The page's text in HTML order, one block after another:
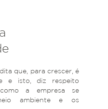
que, para crescer, é
e isto, diz respeito
a empresa se
ambiente e os